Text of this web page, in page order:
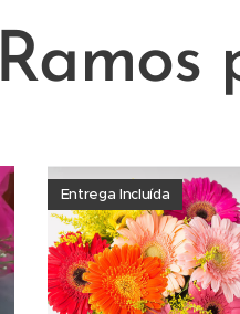
Ramos
Entrega Incluída